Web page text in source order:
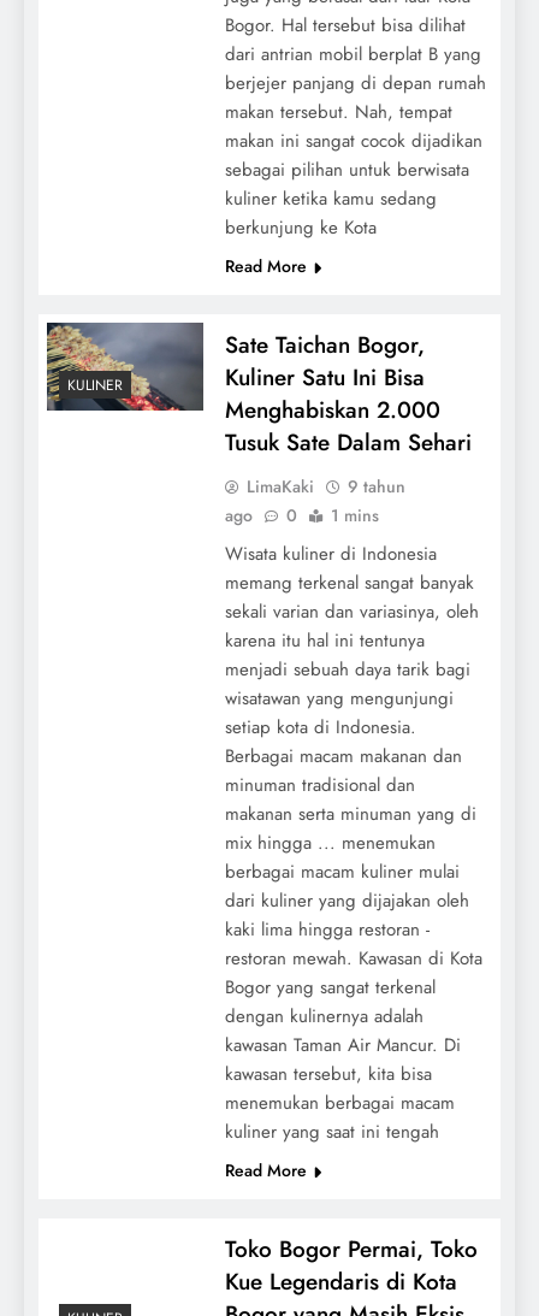
Bogor. Hal tersebut bisa dilihat
dari antrian mobil berplat B yang
berjejer panjang di depan rumah
makan tersebut. Nah, tempat
makan ini sangat cocok dijadikan
sebagai pilihan untuk berwisata
kuliner ketika kamu sedang
berkunjung ke Kota
Read More
KULINER
Sate Taichan Bogor,
Kuliner Satu Ini Bisa
Menghabiskan 2.000
Tusuk Sate Dalam Sehari
LimaKaki
9 tahun
ago
0 1 mins
Wisata kuliner di Indonesia
memang terkenal sangat banyak
sekali varian dan variasinya, oleh
karena itu hal ini tentunya
menjadi sebuah daya tarik bagi
wisatawan yang mengunjungi
setiap kota di Indonesia.
Berbagai macam makanan dan
minuman tradisional dan
makanan serta minuman yang di
mix hingga ... menemukan
berbagai macam kuliner mulai
dari kuliner yang dijajakan oleh
kaki lima hingga restoran -
restoran mewah. Kawasan di Kota
Bogor yang sangat terkenal
dengan kulinernya adalah
kawasan Taman Air Mancur. Di
kawasan tersebut, kita bisa
menemukan berbagai macam
kuliner yang saat ini tengah
Read More
Toko Bogor Permai, Toko
Kue Legendaris di Kota